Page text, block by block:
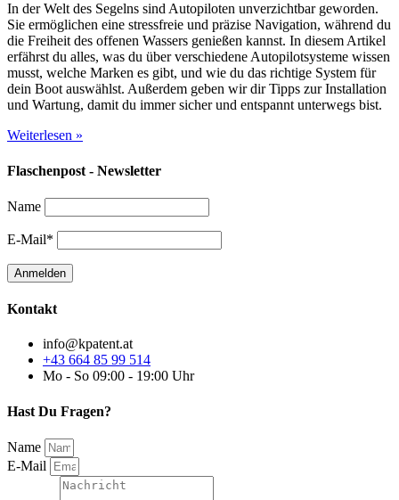
In der Welt des Segelns sind Autopiloten unverzichtbar geworden.
Sie ermöglichen eine stressfreie und präzise Navigation, während du
die Freiheit des offenen Wassers genießen kannst. In diesem Artikel
erfährst du alles, was du über verschiedene Autopilotsysteme wissen
musst, welche Marken es gibt, und wie du das richtige System für
dein Boot auswählst. Außerdem geben wir dir Tipps zur Installation
und Wartung, damit du immer sicher und entspannt unterwegs bist.
Weiterlesen »
Flaschenpost - Newsletter
Name
E-Mail*
Kontakt
info@kpatent.at
+43 664 85 99 514
Mo - So 09:00 - 19:00 Uhr
Hast Du Fragen?
Name
E-Mail